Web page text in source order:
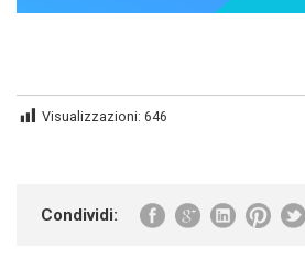
Visualizzazioni: 646
Condividi: